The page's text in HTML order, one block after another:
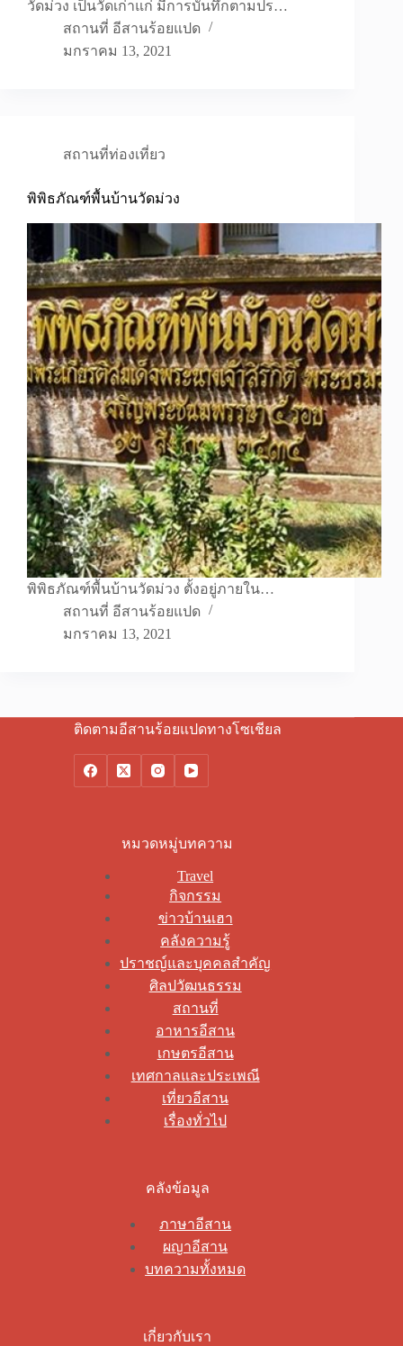
วัดม่วง เป็นวัดเก่าแก่ มีการบันทึกตามปร…
สถานที่ อีสานร้อยแปด
มกราคม 13, 2021
สถานที่ท่องเที่ยว
พิพิธภัณฑ์พื้นบ้านวัดม่วง
พิพิธภัณฑ์พื้นบ้านวัดม่วง ตั้งอยู่ภายใน…
สถานที่ อีสานร้อยแปด
มกราคม 13, 2021
ติดตามอีสานร้อยแปดทางโซเชียล
หมวดหมู่บทความ
Travel
กิจกรรม
ข่าวบ้านเฮา
คลังความรู้
ปราชญ์และบุคคลสำคัญ
ศิลปวัฒนธรรม
สถานที่
อาหารอีสาน
เกษตรอีสาน
เทศกาลและประเพณี
เที่ยวอีสาน
เรื่องทั่วไป
คลังข้อมูล
ภาษาอีสาน
ผญาอีสาน
บทความทั้งหมด
เกี่ยวกับเรา